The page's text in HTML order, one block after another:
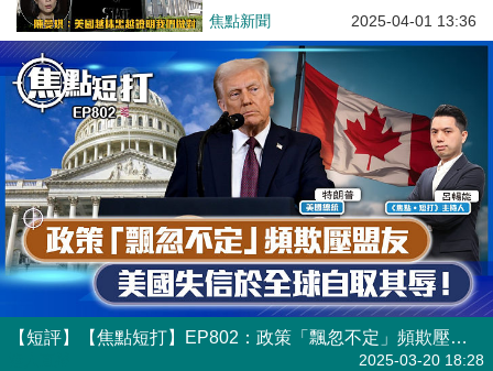
國越抹黑越證明我們做對
焦點新聞 2025-04-01 13:36
【短評】【焦點短打】EP802：政策「飄忽不定」頻欺壓盟友 美國失信於全球自取其辱！
2025-03-20 18:28